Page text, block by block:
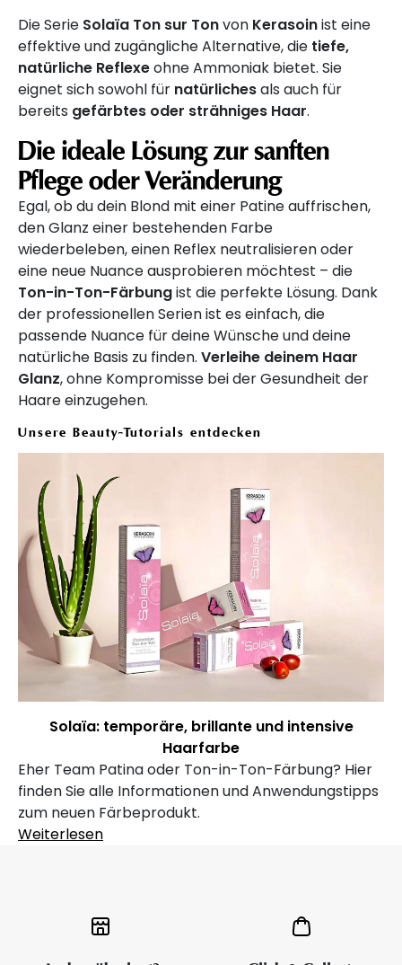
Die Serie Solaïa Ton sur Tonvon Kerasoinist eine
effektive und zugängliche Alternative, die tiefe,
natürliche Reflexeohne Ammoniak bietet. Sie
eignet sich sowohl für natürlichesals auch für
bereits gefärbtes oder strähniges Haar.
Die ideale Lösung zur sanften
Pflege oder Veränderung
Egal, ob du dein Blond mit einer Patine auffrischen,
den Glanz einer bestehenden Farbe
wiederbeleben, einen Reflex neutralisieren oder
eine neue Nuance ausprobieren möchtest – die
Ton-in-Ton-Färbungist die perfekte Lösung. Dank
der professionellen Serien ist es einfach, die
passende Nuance für deine Wünsche und deine
natürliche Basis zu finden. Verleihe deinem Haar
Glanz, ohne Kompromisse bei der Gesundheit der
Haare einzugehen.
Unsere Beauty-Tutorials entdecken
Solaïa: temporäre, brillante und intensive
Haarfarbe
Eher Team Patina oder Ton-in-Ton-Färbung? Hier
finden Sie alle Informationen und Anwendungstipps
zum neuen Färbeprodukt.
Weiterlesen